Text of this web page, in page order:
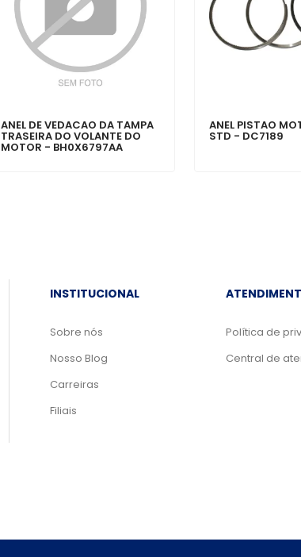
ANEL DE VEDACAO DA TAMPA
TRASEIRA DO VOLANTE DO
MOTOR - BH0X6797AA
ANEL PISTAO
STD - DC7189
INSTITUCIONAL
Sobre nós
Nosso Blog
Carreiras
Filiais
Política de
Central de